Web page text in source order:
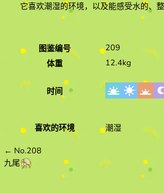
它喜欢潮湿的环境，以及能感受水的、
图鉴编号
209
体重
12.4kg
时间
喜欢的环境 潮湿
← No.208
九尾